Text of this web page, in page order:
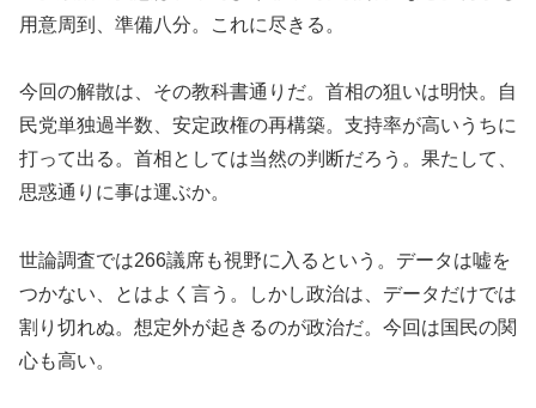
用意周到、準備八分。これに尽きる。
今回の解散は、その教科書通りだ。首相の狙いは明快。自
民党単独過半数、安定政権の再構築。支持率が高いうちに
打って出る。首相としては当然の判断だろう。果たして、
思惑通りに事は運ぶか。
世論調査では266議席も視野に入るという。データは嘘を
つかない、とはよく言う。しかし政治は、データだけでは
割り切れぬ。想定外が起きるのが政治だ。今回は国民の関
心も高い。